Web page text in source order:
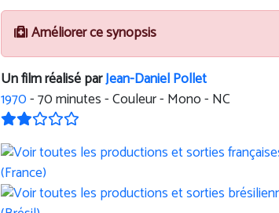
Améliorer ce synopsis
Un film réalisé parJean-Daniel Pollet
1970-70minutes - Couleur - Mono - NC